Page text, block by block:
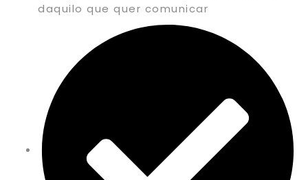
daquilo que quer comunicar